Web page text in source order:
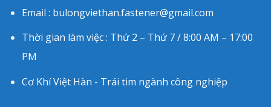
Email : bulongviethan.fastener@gmail.com
Thời gian làm việc : Thứ 2 – Thứ 7 / 8:00 AM – 17:00
PM
Cơ Khí Việt Hàn - Trái tim ngành công nghiệp